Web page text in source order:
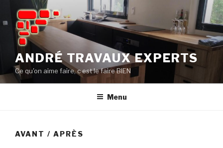
contenu
principal
ANDRÉ TRAVAUX EXPERTS
Ce qu'on aime faire, c est le faire BIEN
Menu
AVANT / APRÈS